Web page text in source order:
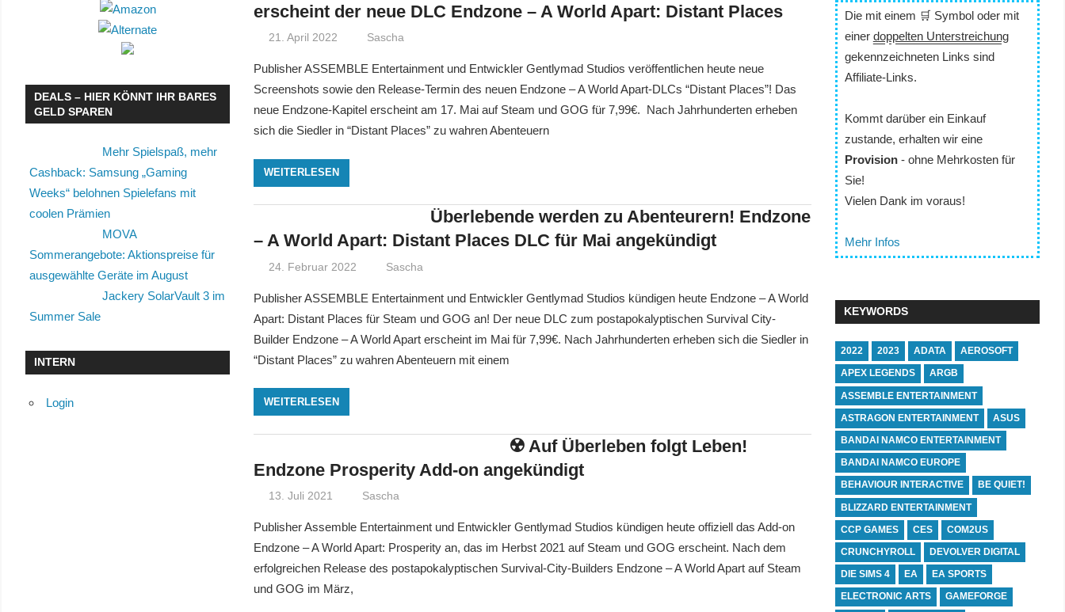
erscheint der neue DLC Endzone – A World Apart: Distant Places
21. April 2022 Sascha
Publisher ASSEMBLE Entertainment und Entwickler Gentlymad Studios veröffentlichen heute neue
Screenshots sowie den Release-Termin des neuen Endzone – A World Apart-DLCs “Distant Places”! Das
neue Endzone-Kapitel erscheint am 17. Mai auf Steam und GOG für 7,99€. Nach Jahrhunderten erheben
sich die Siedler in “Distant Places” zu wahren Abenteuern
WEITERLESEN
Überlebende werden zu Abenteurern! Endzone
– A World Apart: Distant Places DLC für Mai angekündigt
24. Februar 2022 Sascha
Publisher ASSEMBLE Entertainment und Entwickler Gentlymad Studios kündigen heute Endzone – A World
Apart: Distant Places für Steam und GOG an! Der neue DLC zum postapokalyptischen Survival City-
Builder Endzone – A World Apart erscheint im Mai für 7,99€. Nach Jahrhunderten erheben sich die Siedler in
“Distant Places” zu wahren Abenteuern mit einem
WEITERLESEN
☢️ Auf Überleben folgt Leben!
Endzone Prosperity Add-on angekündigt
13. Juli 2021 Sascha
Publisher Assemble Entertainment und Entwickler Gentlymad Studios kündigen heute offiziell das Add-on
Endzone – A World Apart: Prosperity an, das im Herbst 2021 auf Steam und GOG erscheint. Nach dem
erfolgreichen Release des postapokalyptischen Survival-City-Builders Endzone – A World Apart auf Steam
und GOG im März,
DEALS – HIER KÖNNT IHR BARES
GELD SPAREN
Mehr Spielspaß, mehr
Cashback: Samsung „Gaming
Weeks“ belohnen Spielefans mit
coolen Prämien
MOVA
Sommerangebote: Aktionspreise für
ausgewählte Geräte im August
Jackery SolarVault 3 im
Summer Sale
INTERN
Login
Die mit einem 🛒 Symbol oder mit
einer doppelten Unterstreichung
gekennzeichneten Links sind
Affiliate-Links.
Kommt darüber ein Einkauf
zustande, erhalten wir eine
Provision- ohne Mehrkosten für
Sie!
Vielen Dank im voraus!
Mehr Infos
KEYWORDS
2022 2023 ADATA AEROSOFT
APEX LEGENDS ARGB
ASSEMBLE ENTERTAINMENT
ASTRAGON ENTERTAINMENT ASUS
BANDAI NAMCO ENTERTAINMENT
BANDAI NAMCO EUROPE
BEHAVIOUR INTERACTIVE BE QUIET!
BLIZZARD ENTERTAINMENT
CCP GAMES CES COM2US
CRUNCHYROLL DEVOLVER DIGITAL
DIE SIMS 4 EA EA SPORTS
ELECTRONIC ARTS GAMEFORGE